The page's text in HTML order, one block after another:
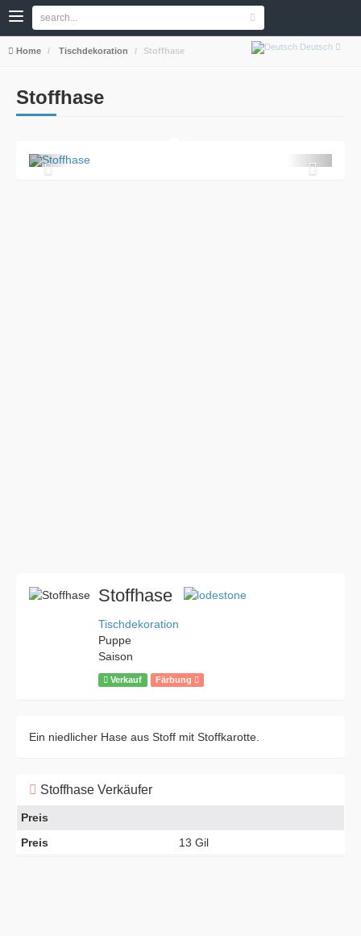
Deutsch
Home Tischdekoration Stoffhase
Stoffhase
Stoffhase
Tischdekoration
Puppe
Saison
Verkauf Färbung
Ein niedlicher Hase aus Stoff mit Stoffkarotte.
Stoffhase Verkäufer
Preis
Preis
13 Gil